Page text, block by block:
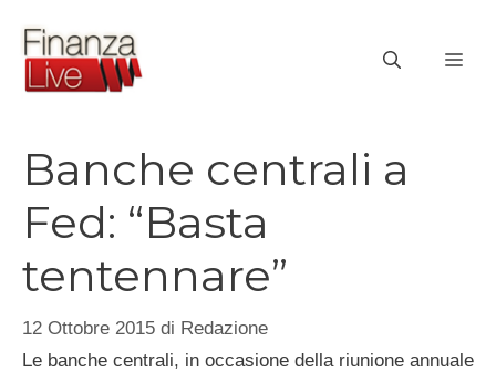
contenuto
Banche centrali a
Fed: “Basta
tentennare”
12 Ottobre 2015 di Redazione
Le banche centrali, in occasione della riunione annuale